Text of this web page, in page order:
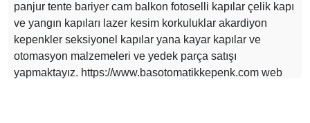
panjur tente bariyer cam balkon fotoselli kapılar çelik kapı
ve yangın kapıları lazer kesim korkuluklar akardiyon
kepenkler seksiyonel kapılar yana kayar kapılar ve
otomasyon malzemeleri ve yedek parça satışı
yapmaktayız. https://www.basotomatikkepenk.com web